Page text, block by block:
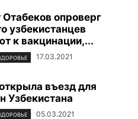
опроверг
узбекистанцев
к вакцинации,...
17.03.2021
въезд для
Узбекистана
05.03.2021